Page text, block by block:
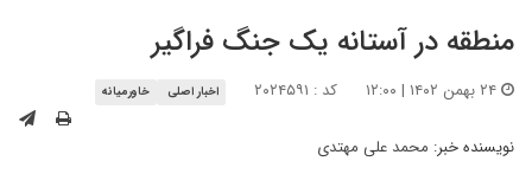
منطقه در آستانه یک جنگ فراگیر
کد : ۲۰۲۴۵۹۱ اخبار اصلی خاورمیانه
نویسنده خبر: محمد علی مهتدی